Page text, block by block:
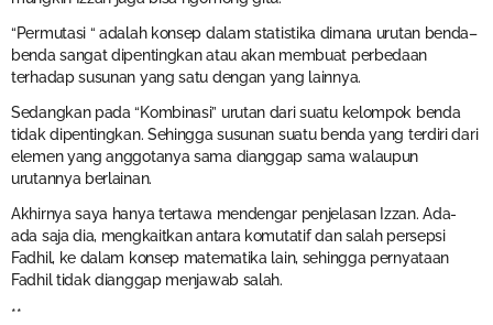
“Permutasi “ adalah konsep dalam statistika dimana urutan benda–
benda sangat dipentingkan atau akan membuat perbedaan
terhadap susunan yang satu dengan yang lainnya.
Sedangkan pada “Kombinasi” urutan dari suatu kelompok benda
tidak dipentingkan. Sehingga susunan suatu benda yang terdiri dari
elemen yang anggotanya sama dianggap sama walaupun
urutannya berlainan.
Akhirnya saya hanya tertawa mendengar penjelasan Izzan. Ada-
ada saja dia, mengkaitkan antara komutatif dan salah persepsi
Fadhil, ke dalam konsep matematika lain, sehingga pernyataan
Fadhil tidak dianggap menjawab salah.
**